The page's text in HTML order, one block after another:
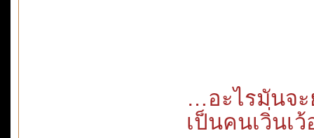
…อะไรมันจะ
เป็นคนเวิ่นเ